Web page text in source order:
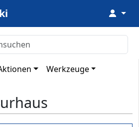
↓
Werkzeuge